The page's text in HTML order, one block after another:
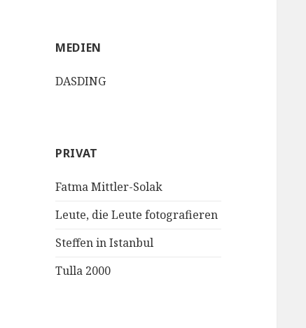
MEDIEN
DASDING
PRIVAT
Fatma Mittler-Solak
Leute, die Leute fotografieren
Steffen in Istanbul
Tulla 2000